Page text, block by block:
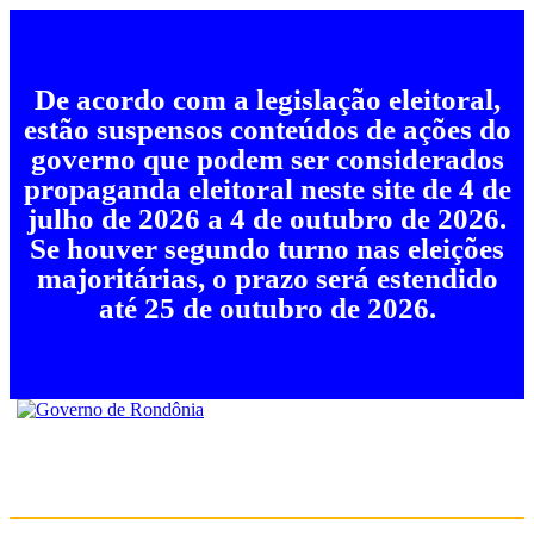
De acordo com a legislação eleitoral,
estão suspensos conteúdos de ações do
governo que podem ser considerados
propaganda eleitoral neste site de 4 de
julho de 2026 a 4 de outubro de 2026.
Se houver segundo turno nas eleições
majoritárias, o prazo será estendido
até 25 de outubro de 2026.